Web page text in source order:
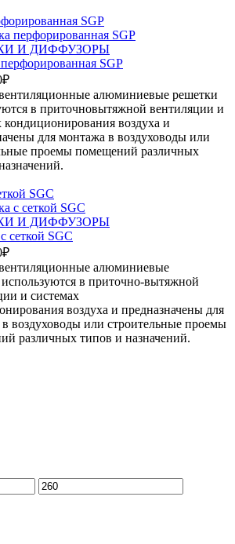
И ДИФФУЗОРЫ
SGP
₽
алюминиевые решетки
в приточновытяжной вентиляции и
кондиционирования воздуха и
для монтажа в воздуховоды или
проемы помещений различных
И ДИФФУЗОРЫ
сеткой SGC
₽
алюминиевые
в приточно-вытяжной
и системах
воздуха и предназначены для
воздуховоды или строительные проемы
различных типов и назначений.